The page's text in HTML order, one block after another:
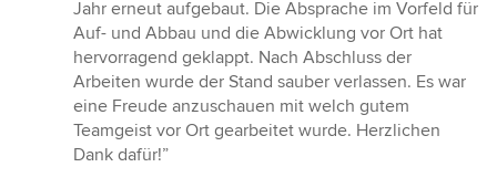
Jahr erneut aufgebaut. Die Absprache im Vorfeld für
Auf- und Abbau und die Abwicklung vor Ort hat
hervorragend geklappt. Nach Abschluss der
Arbeiten wurde der Stand sauber verlassen. Es war
eine Freude anzuschauen mit welch gutem
Teamgeist vor Ort gearbeitet wurde. Herzlichen
Dank dafür!”